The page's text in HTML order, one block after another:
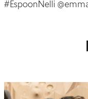
#EspoonNelli